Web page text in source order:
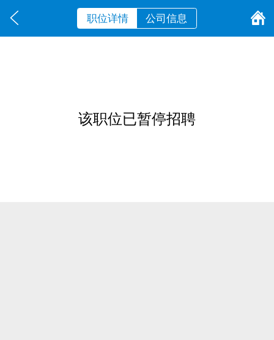
职位详情 公司信息
该职位已暂停招聘